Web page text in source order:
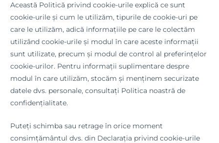
Această Politică privind cookie-urile explică ce sunt
cookie-urile și cum le utilizăm, tipurile de cookie-uri pe
care le utilizăm, adică informațiile pe care le colectăm
utilizând cookie-urile și modul în care aceste informații
sunt utilizate, precum și modul de control al preferințelor
cookie-urilor. Pentru informații suplimentare despre
modul în care utilizăm, stocăm și menținem securizate
datele dvs. personale, consultați Politica noastră de
confidențialitate.
Puteți schimba sau retrage în orice moment
consimțământul dvs. din Declarația privind cookie-urile